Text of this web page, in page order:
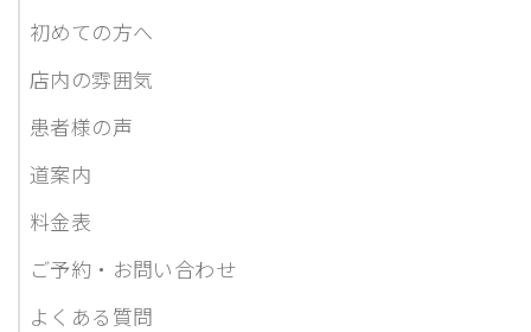
初めての方へ
店内の雰囲気
患者様の声
道案内
料金表
ご予約・お問い合わせ
よくある質問